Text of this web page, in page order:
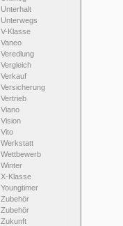
Unterhalt
Unterwegs
V-Klasse
Vaneo
Veredlung
Vergleich
Verkauf
Versicherung
Vertrieb
Viano
Vision
Vito
Werkstatt
Wettbewerb
Winter
X-Klasse
Youngtimer
Zubehör
Zubehör
Zukunft